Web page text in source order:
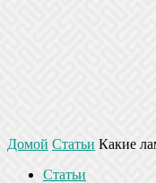
Домой Статьи Какие
Статьи